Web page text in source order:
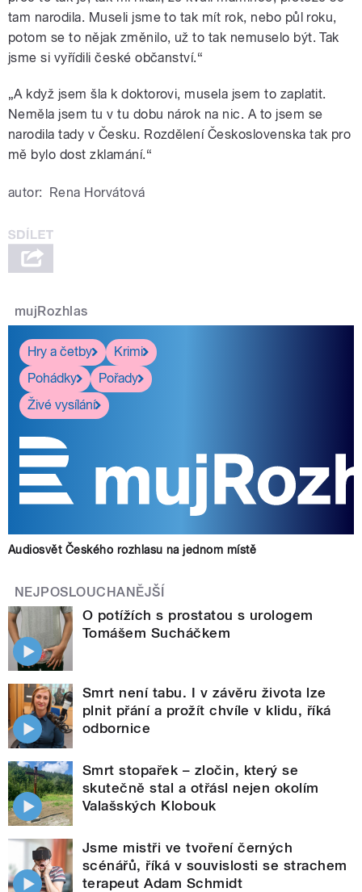
tam narodila. Museli jsme to tak mít rok, nebo půl roku,
potom se to nějak změnilo, už to tak nemuselo být. Tak
jsme si vyřídili české občanství.“
„A když jsem šla k doktorovi, musela jsem to zaplatit.
Neměla jsem tu v tu dobu nárok na nic. A to jsem se
narodila tady v Česku. Rozdělení Československa tak pro
mě bylo dost zklamání.“
autor: Rena Horvátová
mujRozhlas
Hry a četby
Krimi
Pohádky
Pořady
Živé vysílání
Audiosvět Českého rozhlasu na jednom místě
NEJPOSLOUCHANĚJŠÍ
O potížích s prostatou s urologem
Tomášem Sucháčkem
Smrt není tabu. I v závěru života lze
plnit přání a prožít chvíle v klidu, říká
odbornice
Smrt stopařek – zločin, který se
skutečně stal a otřásl nejen okolím
Valašských Klobouk
Jsme mistři ve tvoření černých
scénářů, říká v souvislosti se strachem
terapeut Adam Schmidt